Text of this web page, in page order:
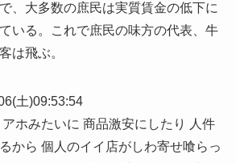
、大多数の庶民は実質賃金の低下に
いる。これで庶民の味方の代表、牛
は飛ぶ。
土)09:53:54
ホみたいに 商品激安にしたり 人件
から 個人のイイ店がしわ寄せ喰らっ